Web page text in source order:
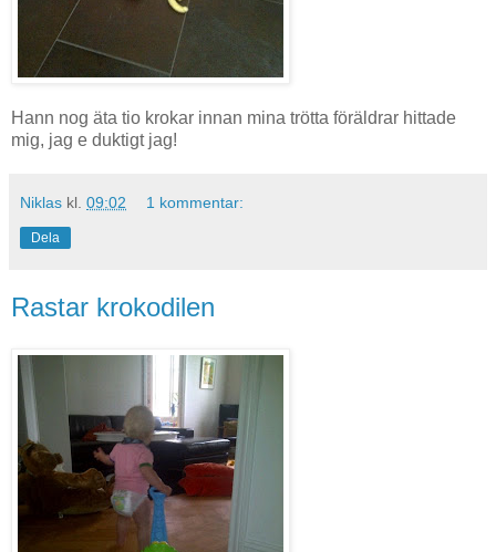
Hann nog äta tio krokar innan mina trötta föräldrar hittade
mig, jag e duktigt jag!
Niklas kl. 09:02 1 kommentar:
Dela
Rastar krokodilen